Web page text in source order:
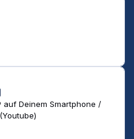
auf Deinem Smartphone /